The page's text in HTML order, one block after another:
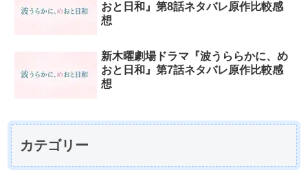
おと日和』第8話ネタバレ原作比較感
想
新木曜劇場ドラマ『波うららかに、め
おと日和』第7話ネタバレ原作比較感
想
カテゴリー